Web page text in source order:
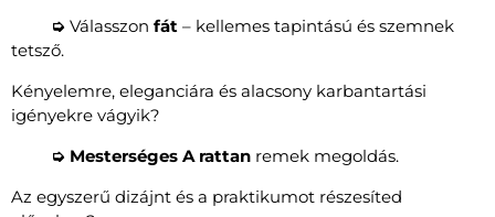
➭ Válasszon fát – kellemes tapintású és szemnek
tetsző.
Kényelemre, eleganciára és alacsony karbantartási
igényekre vágyik?
➭ Mesterséges A rattan remek megoldás.
Az egyszerű dizájnt és a praktikumot részesíted